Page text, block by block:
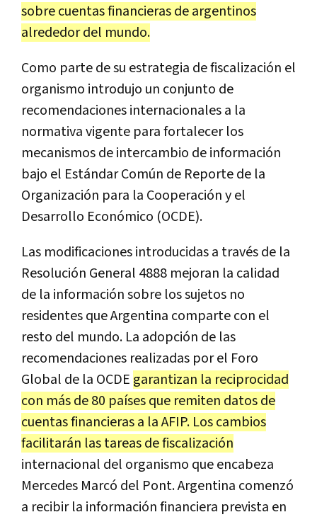
sobre cuentas financieras de argentinos
alrededor del mundo.
Como parte de su estrategia de fiscalización el
organismo introdujo un conjunto de
recomendaciones internacionales a la
normativa vigente para fortalecer los
mecanismos de intercambio de información
bajo el Estándar Común de Reporte de la
Organización para la Cooperación y el
Desarrollo Económico (OCDE).
Las modificaciones introducidas a través de la
Resolución General 4888 mejoran la calidad
de la información sobre los sujetos no
residentes que Argentina comparte con el
resto del mundo. La adopción de las
recomendaciones realizadas por el Foro
Global de la OCDE garantizan la reciprocidad
con más de 80 países que remiten datos de
cuentas financieras a la AFIP. Los cambios
facilitarán las tareas de fiscalización
internacional del organismo que encabeza
Mercedes Marcó del Pont. Argentina comenzó
a recibir la información financiera prevista en